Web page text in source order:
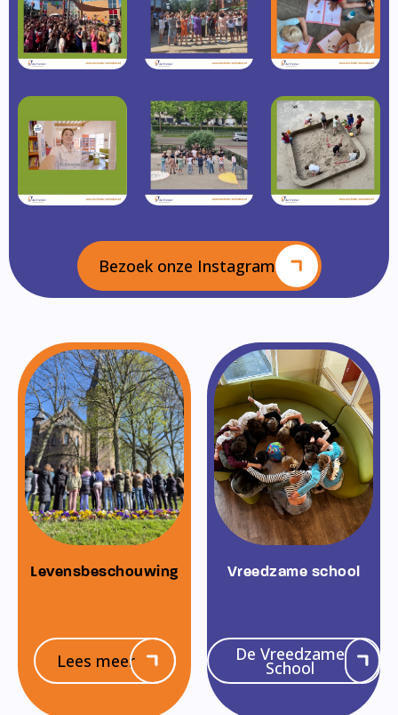
Bezoek onze Instagram
Levensbeschouwing
Lees meer
Vreedzame school
De Vreedzame
School